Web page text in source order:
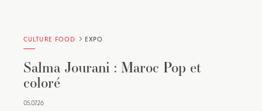
CULTURE FOOD EXPO
Salma Jourani : Maroc Pop et
coloré
05.07.26